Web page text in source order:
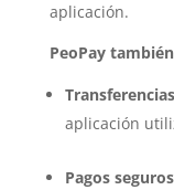
aplicación.
PeoPay
aplicación
Pagos